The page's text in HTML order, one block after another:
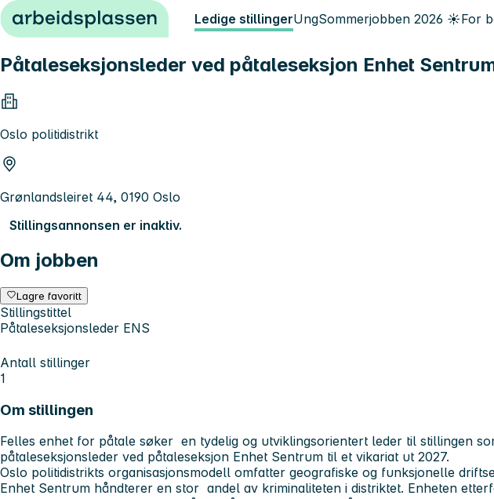
Hopp til innhold Ledige stillingerUngSommerjobben 2026 ☀️For
Påtaleseksjonsleder ved påtaleseksjon Enhet
Oslo politidistrikt
Grønlandsleiret 44, 0190 Oslo
Stillingsannonsen er inaktiv.
Om jobben
Lagre favoritt
Stillingstittel
Påtaleseksjonsleder ENS
Antall stillinger
1
Om stillingen
Felles enhet for påtale søker en tydelig og utviklingsorientert leder til stillingen
påtaleseksjonsleder ved påtaleseksjon Enhet Sentrum til et vikariat ut 2027.
Oslo politidistrikts organisasjonsmodell omfatter geografiske og funksjonelle
Enhet Sentrum håndterer en stor andel av kriminaliteten i distriktet. Enheten